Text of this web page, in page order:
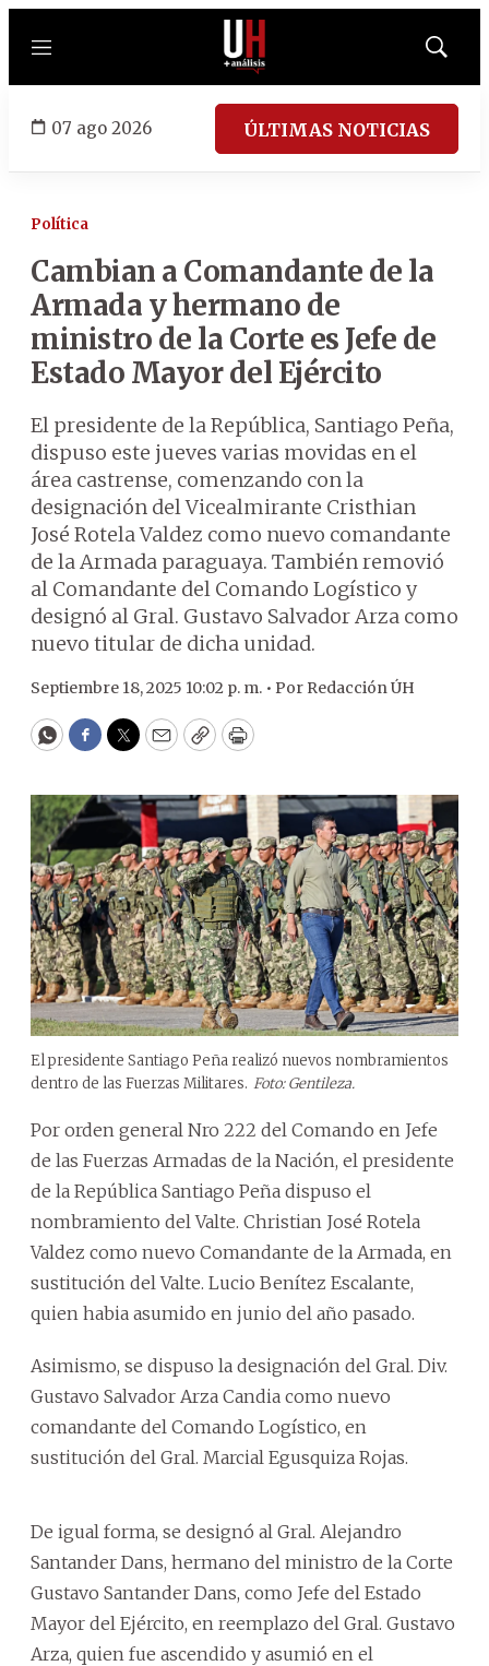
Menú
Mostrar
07 ago 2026 ÚLTIMAS NOTICIAS
Política
Cambian a Comandante de la
Armada y hermano de
ministro de la Corte es Jefe de
Estado Mayor del Ejército
El presidente de la República, Santiago Peña,
dispuso este jueves varias movidas en el
área castrense, comenzando con la
designación del Vicealmirante Cristhian
José Rotela Valdez como nuevo comandante
de la Armada paraguaya. También removió
al Comandante del Comando Logístico y
designó al Gral. Gustavo Salvador Arza como
nuevo titular de dicha unidad.
Septiembre 18, 2025 10:02 p. m. • Por Redacción ÚH
WhatsApp
Facebook
Twitter
EmailCopyPrint
El presidente Santiago Peña realizó nuevos nombramientos
dentro de las Fuerzas Militares. Foto: Gentileza.
Por orden general Nro 222 del Comando en Jefe
de las Fuerzas Armadas de la Nación, el presidente
de la República Santiago Peña dispuso el
nombramiento del Valte. Christian José Rotela
Valdez como nuevo Comandante de la Armada, en
sustitución del Valte. Lucio Benítez Escalante,
quien habia asumido en junio del año pasado.
Asimismo, se dispuso la designación del Gral. Div.
Gustavo Salvador Arza Candia como nuevo
comandante del Comando Logístico, en
sustitución del Gral. Marcial Egusquiza Rojas.
De igual forma, se designó al Gral. Alejandro
Santander Dans, hermano del ministro de la Corte
Gustavo Santander Dans, como Jefe del Estado
Mayor del Ejército, en reemplazo del Gral. Gustavo
Arza, quien fue ascendido y asumió en el